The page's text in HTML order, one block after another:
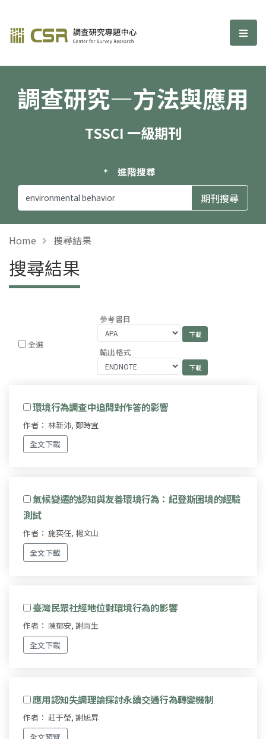
調查研究—方法與應用期刊 選
調查研究—方法與應用
TSSCI 一級期刊
進階搜尋
Home 搜尋結果
搜尋結果
全選
參考書目
輸出格式
環境行為調查中追問對作答的影響
作者： 林新沛, 鄭時宜
全文下載
氣候變遷的認知與友善環境行為：紀登斯困境的經驗
測試
作者： 施奕任, 楊文山
全文下載
臺灣民眾社經地位對環境行為的影響
作者： 陳郁安, 謝雨生
全文下載
應用認知失調理論探討永續交通行為轉變機制
作者： 莊于瑩, 謝旭昇